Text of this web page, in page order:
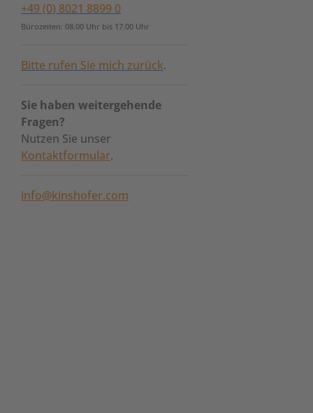
+49 (0) 8021 8899 0
Bürozeiten: 08.00 Uhr bis 17.00 Uhr
Bitte rufen Sie mich zurück.
Sie haben weitergehende
Fragen?
Nutzen Sie unser
Kontaktformular.
info@kinshofer.com